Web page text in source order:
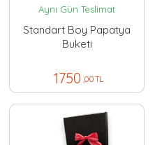
Aynı Gün Teslimat
Standart Boy Papatya
Buketi
1750 ,00 TL